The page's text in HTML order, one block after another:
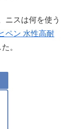
ニスは何を使う
ペン 水性高耐
。